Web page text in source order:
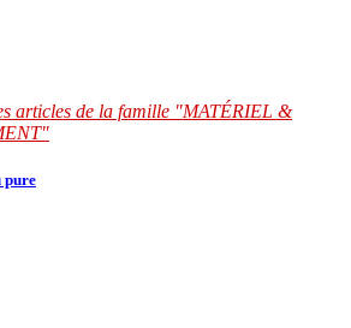
articles de la famille "MATÉRIEL &
pure